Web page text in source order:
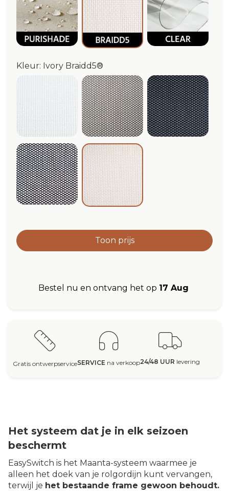
Kleur: Ivory Braidd5®
White Braidd5®Cloud/White Braidd5®
Graphite
Black/White Braidd5®Ivory Braidd5®
Toon prijs
Bestel nu en ontvang het op 17 Aug
Gratis ontwerpserviceSERVICE na verkoop24/48 UUR levering
Het systeem dat je in elk seizoen
beschermt
EasySwitch is het Maanta-systeem waarmee je
alleen het doek van je rolgordijn kunt vervangen,
terwijl je het bestaande frame gewoon behoudt.